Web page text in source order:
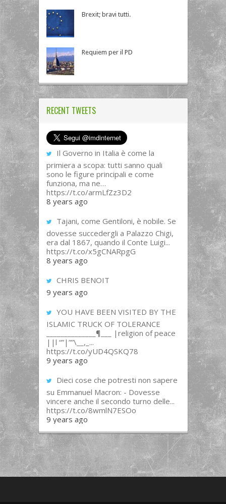
Brexit; bravi tutti.
Requiem per il PD
RECENT TWEETS
Il Governo in Italia è come la
primiera a scopa: tutti sanno quali
sono le figure principali e come
funziona, ma ne…
https://t.co/armLfZz3D2
8 years ago
Tajani, come Gentiloni, è nobile. Se
dovesse succedergli a Palazzo Chigi,
era dal 1867, quando il Conte Luigi...
https://t.co/x5gCNARpgG
8 years ago
CHRIS BENOIT
9 years ago
YOU HAVE BEEN VISITED BY THE
ISLAMIC TRUCK OF TOLERANCE
______________¶___ |religion of peace
||l “”|””\__,_...
https://t.co/yUD4QSKQ78
9 years ago
Dieci cose che potresti non sapere
su Emmanuel Macron: - Dovesse
vincere anche il secondo turno delle...
https://t.co/8wmlN7ESOo
9 years ago